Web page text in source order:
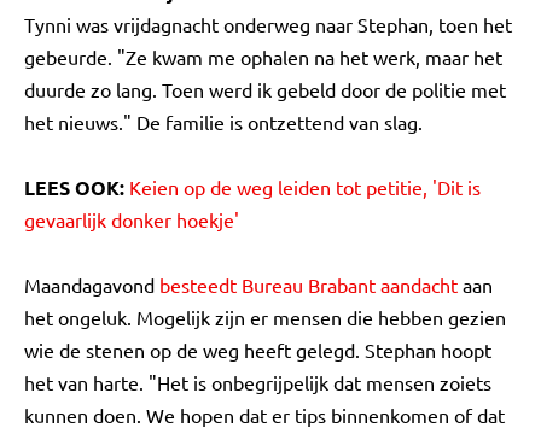
Tynni was vrijdagnacht onderweg naar Stephan, toen het
gebeurde. "Ze kwam me ophalen na het werk, maar het
duurde zo lang. Toen werd ik gebeld door de politie met
het nieuws." De familie is ontzettend van slag.
LEES OOK: Keien op de weg leiden tot petitie, 'Dit is
gevaarlijk donker hoekje'
Maandagavond besteedt Bureau Brabant aandacht aan
het ongeluk. Mogelijk zijn er mensen die hebben gezien
wie de stenen op de weg heeft gelegd. Stephan hoopt
het van harte. "Het is onbegrijpelijk dat mensen zoiets
kunnen doen. We hopen dat er tips binnenkomen of dat